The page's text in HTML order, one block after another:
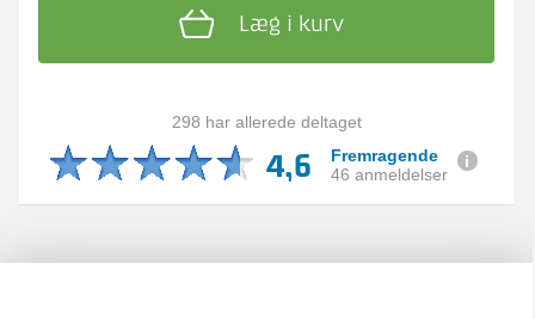
Læg i kurv
298 har allerede deltaget
4,6
Fremragende
46 anmeldelser